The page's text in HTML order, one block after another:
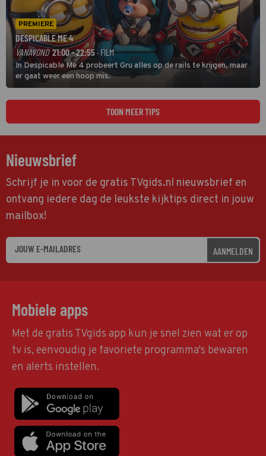
PREMIERE
DESPICABLE ME 4
VANAVOND 21:00 - 22:55 · FILM
In Despicable Me 4 probeert Gru alles op de rails te krijgen, maar
er gaat weer een hoop mis.
TOON MEER TIPS
Nieuwsbrief
Schrijf je in voor de gratis TVgids.nl nieuwsbrief en
ontvang iedere dag de leukste kijktips direct in jouw
mailbox!
AANMELDEN
Mobiele apps
Met de gratis TVgids app kun je snel zien wat er op
tv is, eenvoudig je favoriete programma's bewaren
en alerts instellen.